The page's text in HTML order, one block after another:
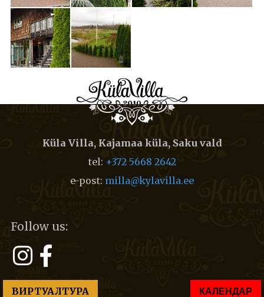
Küla Villa, Kajamaa küla, Saku vald
tel: +372 5668 2642
e-post: milla@kylavilla.ee
Follow us:
КАЛЕНДАР
ВИРТУАЛТУРА